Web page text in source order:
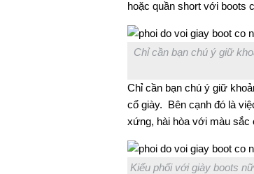
hoặc quần short với boots
Chỉ cần bạn chú ý giữ
Chỉ cần bạn chú ý giữ
cổ giày. Bên cạnh đó là
xứng, hài hòa với màu sắc
Kiểu phối với giày boots